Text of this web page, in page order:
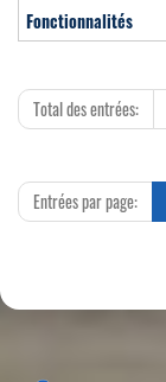
Total des entrées:
Entrées par page: